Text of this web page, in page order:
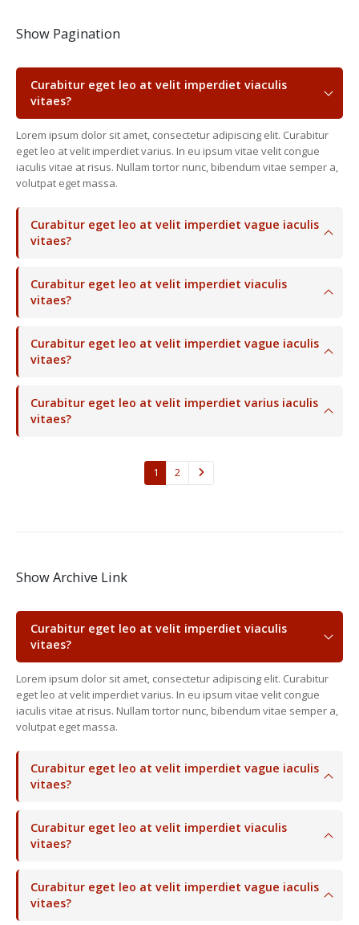
Show Pagination
Curabitur eget leo at velit imperdiet viaculis
vitaes?
Lorem ipsum dolor sit amet, consectetur adipiscing elit. Curabitur
eget leo at velit imperdiet varius. In eu ipsum vitae velit congue
iaculis vitae at risus. Nullam tortor nunc, bibendum vitae semper a,
volutpat eget massa.
Curabitur eget leo at velit imperdiet vague iaculis
vitaes?
Curabitur eget leo at velit imperdiet viaculis
vitaes?
Curabitur eget leo at velit imperdiet vague iaculis
vitaes?
Curabitur eget leo at velit imperdiet varius iaculis
vitaes?
1 2
Show Archive Link
Curabitur eget leo at velit imperdiet viaculis
vitaes?
Lorem ipsum dolor sit amet, consectetur adipiscing elit. Curabitur
eget leo at velit imperdiet varius. In eu ipsum vitae velit congue
iaculis vitae at risus. Nullam tortor nunc, bibendum vitae semper a,
volutpat eget massa.
Curabitur eget leo at velit imperdiet vague iaculis
vitaes?
Curabitur eget leo at velit imperdiet viaculis
vitaes?
Curabitur eget leo at velit imperdiet vague iaculis
vitaes?